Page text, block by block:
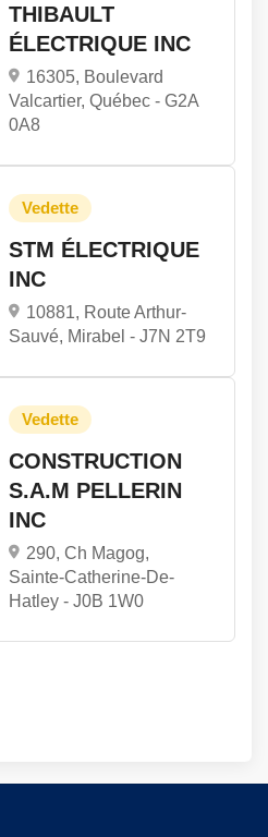
THIBAULT
ÉLECTRIQUE INC
16305, Boulevard
Valcartier, Québec -G2A
0A8
STM ÉLECTRIQUE
INC
10881, Route Arthur-
Sauvé, Mirabel -J7N 2T9
CONSTRUCTION
S.A.M PELLERIN
INC
290, Ch Magog,
Sainte-Catherine-De-
Hatley -J0B 1W0